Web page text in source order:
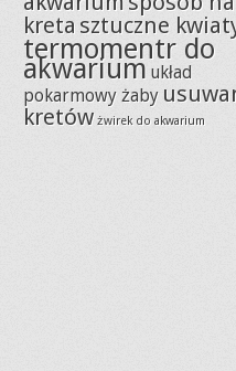
kreta sztuczne
termomentr do
akwarium układ
pokarmowy żaby
kretów żwirek do akwarium